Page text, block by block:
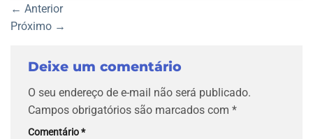
← Anterior
Próximo →
Deixe um comentário
O seu endereço de e-mail não será publicado.
Campos obrigatórios são marcados com *
Comentário*